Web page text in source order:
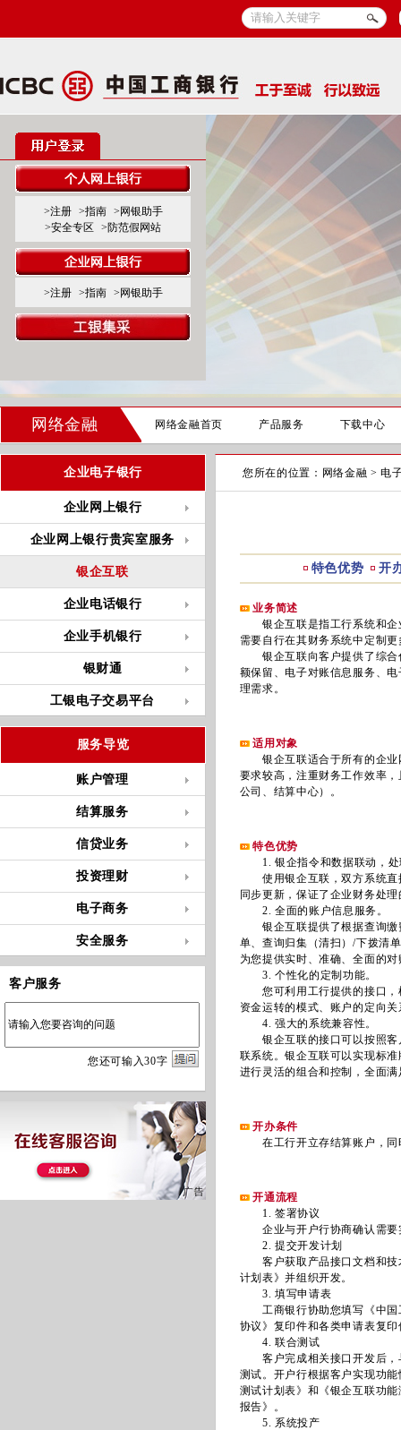
>注册 >指南
>网银助手
>安全专区
>防范假网站
>注册 >指南 >网银助手
网络金融 网络金融首页 产品服务 下载中心
企业电子银行
企业网上银行
企业网上银行贵宾室服务
银企互联
企业电话银行
企业手机银行
银财通
工银电子交易平台
服务导览
账户管理
结算服务
信贷业务
投资理财
电子商务
安全服务
客户服务
您还可输入30字
您所在的位置： 网络金融 >电
特色优势 开
业务简述
银企互联是指工行系统和企
需要自行在其财务系统中定制
银企互联向客户提供了综合
额保留、电子对账信息服务、
理需求。
适用对象
银企互联适合于所有的企业
要求较高，注重财务工作效率
公司、结算中心）。
特色优势
1. 银企指令和数据联动，处
使用银企互联，双方系统直
同步更新，保证了企业财务处
2. 全面的账户信息服务。
银企互联提供了根据查询缴
单、查询归集（清扫）/下拨清
为您提供实时、准确、全面的
3. 个性化的定制功能。
您可利用工行提供的接口，
资金运转的模式、账户的定向
4. 强大的系统兼容性。
银企互联的接口可以按照客
联系统。银企互联可以实现标
进行灵活的组合和控制，全面
开办条件
在工行开立存结算账户，同
开通流程
1. 签署协议
企业与开户行协商确认需要
2. 提交开发计划
客户获取产品接口文档和技
计划表》并组织开发。
3. 填写申请表
工商银行协助您填写《中国
协议》复印件和各类申请表复
4. 联合测试
客户完成相关接口开发后，
测试。开户行根据客户实现功
测试计划表》和《银企互联功
报告》。
5. 系统投产